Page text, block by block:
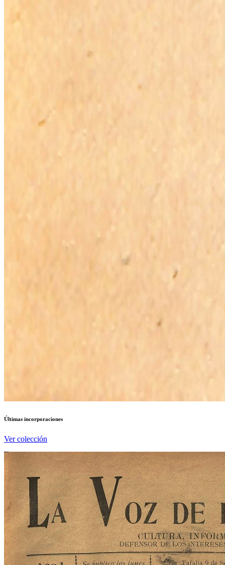
Últimas incorporaciones
Ver colección